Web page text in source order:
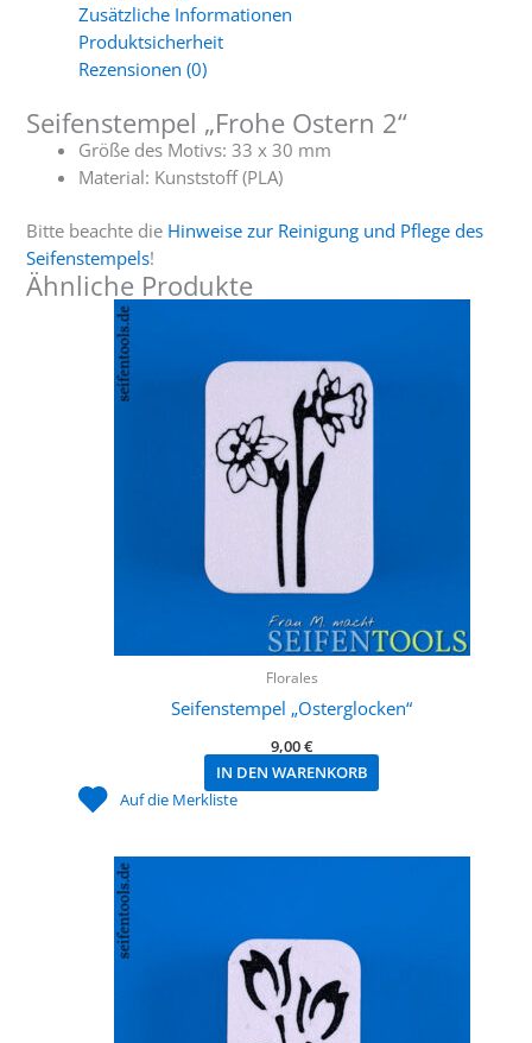
Zusätzliche Informationen
Produktsicherheit
Rezensionen (0)
Seifenstempel „Frohe Ostern 2“
Größe des Motivs: 33 x 30 mm
Material: Kunststoff (PLA)
Bitte beachte die Hinweise zur Reinigung und Pflege des
Seifenstempels!
Ähnliche Produkte
Florales
Seifenstempel „Osterglocken“
9,00€
IN DEN WARENKORB
Auf die Merkliste